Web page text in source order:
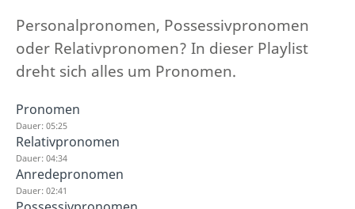
Personalpronomen, Possessivpronomen
oder Relativpronomen? In dieser Playlist
dreht sich alles um Pronomen.
Pronomen
Dauer: 05:25
Relativpronomen
Dauer: 04:34
Anredepronomen
Dauer: 02:41